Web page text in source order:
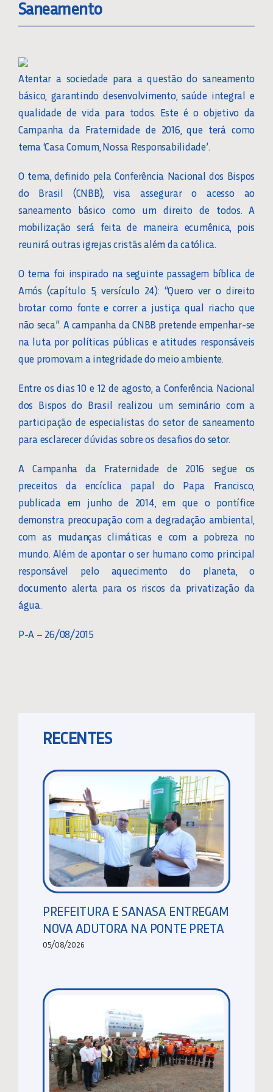
Saneamento
Atentar a sociedade para a questão do saneamento
básico, garantindo desenvolvimento, saúde integral e
qualidade de vida para todos. Este é o objetivo da
Campanha da Fraternidade de 2016, que terá como
tema ‘Casa Comum, Nossa Responsabilidade’.
O tema, definido pela Conferência Nacional dos Bispos
do Brasil (CNBB), visa assegurar o acesso ao
saneamento básico como um direito de todos. A
mobilização será feita de maneira ecumênica, pois
reunirá outras igrejas cristãs além da católica.
O tema foi inspirado na seguinte passagem bíblica de
Amós (capítulo 5, versículo 24): “Quero ver o direito
brotar como fonte e correr a justiça qual riacho que
não seca”. A campanha da CNBB pretende empenhar-se
na luta por políticas públicas e atitudes responsáveis
que promovam a integridade do meio ambiente.
Entre os dias 10 e 12 de agosto, a Conferência Nacional
dos Bispos do Brasil realizou um seminário com a
participação de especialistas do setor de saneamento
para esclarecer dúvidas sobre os desafios do setor.
A Campanha da Fraternidade de 2016 segue os
preceitos da encíclica papal do Papa Francisco,
publicada em junho de 2014, em que o pontífice
demonstra preocupação com a degradação ambiental,
com as mudanças climáticas e com a pobreza no
mundo. Além de apontar o ser humano como principal
responsável pelo aquecimento do planeta, o
documento alerta para os riscos da privatização da
água.
P-A – 26/08/2015
RECENTES
PREFEITURA E SANASA ENTREGAM
NOVA ADUTORA NA PONTE PRETA
05/08/2026